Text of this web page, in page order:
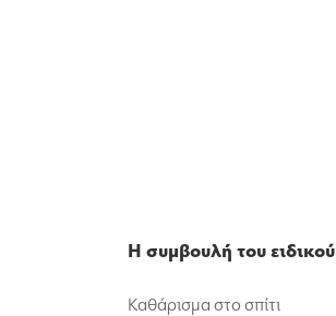
Η συμβουλή του ειδικού
Καθάρισμα στο σπίτι